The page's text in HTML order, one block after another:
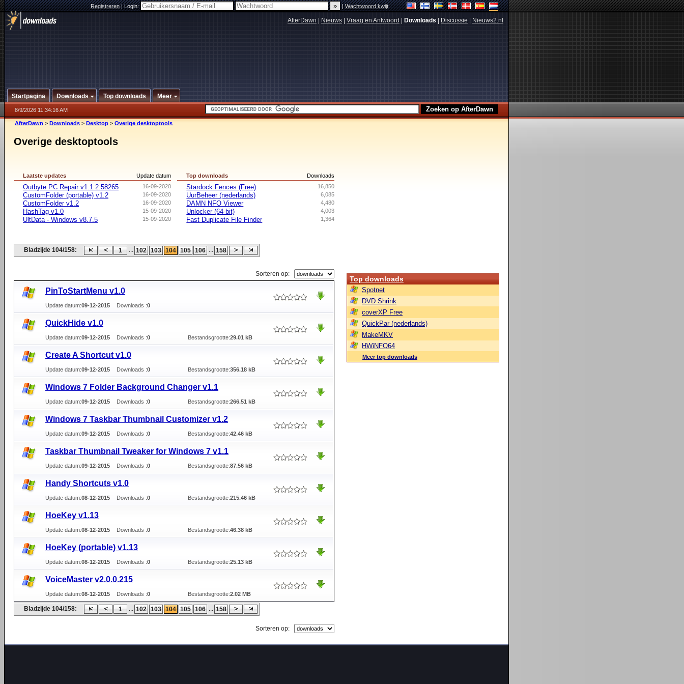
Registreren|Login: |Wachtwoord kwijt
AfterDawn Nieuws Vraag en Antwoord Downloads Discussie Nieuws2.nl
Startpagina Downloads Top downloads Meer
8/9/2026 11:34:16 AM
AfterDawn > Downloads > Desktop > Overige desktoptools
Overige desktoptools
Update datum
Laatste updates
16-09-2020
Outbyte PC Repair v1.1.2.58265
16-09-2020
CustomFolder (portable) v1.2
16-09-2020
CustomFolder v1.2
15-09-2020
HashTag v1.0
15-09-2020
UltData - Windows v8.7.5
Downloads
Top downloads
16,850
Stardock Fences (Free)
6,085
UurBeheer (nederlands)
4,480
DAMN NFO Viewer
4,003
Unlocker (64-bit)
1,364
Fast Duplicate File Finder
Bladzijde 104/158: 1 ... 102 103 104 105 106 ... 158
Sorteren op:
PinToStartMenu v1.0
Update datum:09-12-2015 Downloads :0
QuickHide v1.0
Update datum:09-12-2015 Downloads :0 Bestandsgrootte:29.01 kB
Create A Shortcut v1.0
Update datum:09-12-2015 Downloads :0 Bestandsgrootte:356.18 kB
Windows 7 Folder Background Changer v1.1
Update datum:09-12-2015 Downloads :0 Bestandsgrootte:266.51 kB
Windows 7 Taskbar Thumbnail Customizer v1.2
Update datum:09-12-2015 Downloads :0 Bestandsgrootte:42.46 kB
Taskbar Thumbnail Tweaker for Windows 7 v1.1
Update datum:09-12-2015 Downloads :0 Bestandsgrootte:87.56 kB
Handy Shortcuts v1.0
Update datum:08-12-2015 Downloads :0 Bestandsgrootte:215.46 kB
HoeKey v1.13
Update datum:08-12-2015 Downloads :0 Bestandsgrootte:46.38 kB
HoeKey (portable) v1.13
Update datum:08-12-2015 Downloads :0 Bestandsgrootte:25.13 kB
VoiceMaster v2.0.0.215
Update datum:08-12-2015 Downloads :0 Bestandsgrootte:2.02 MB
Bladzijde 104/158: 1 ... 102 103 104 105 106 ... 158
Sorteren op:
Top downloads
Spotnet
DVD Shrink
coverXP Free
QuickPar (nederlands)
MakeMKV
HWiNFO64
Meer top downloads